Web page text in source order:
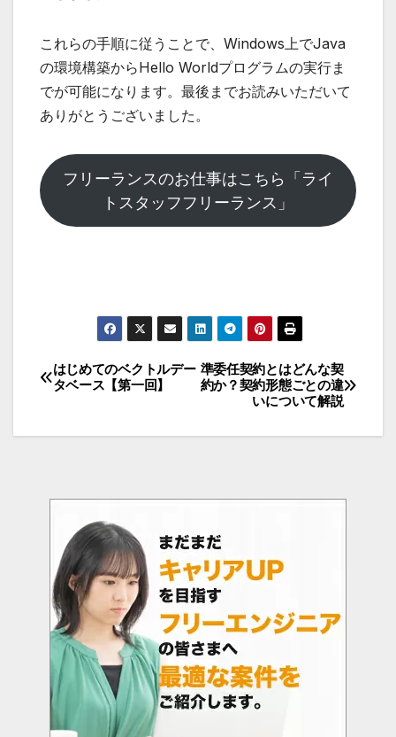
これらの手順に従うことで、Windows上でJava
の環境構築からHello Worldプログラムの実行ま
でが可能になります。最後までお読みいただいて
ありがとうございました。
フリーランスのお仕事はこちら「ライ
トスタッフフリーランス」
投
ー
シ
ョ
ン
準委任契約とはどんな契
約か？契約形態ごとの違
いについて解説
はじめてのベクトルデー
タベース【第一回】